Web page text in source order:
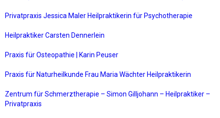
Privatpraxis Jessica Maler Heilpraktikerin für Psychotherapie
Heilpraktiker Carsten Dennerlein
Praxis für Osteopathie | Karin Peuser
Praxis für Naturheilkunde Frau Maria Wächter Heilpraktikerin
Zentrum für Schmerztherapie – Simon Gilljohann – Heilpraktiker –
Privatpraxis